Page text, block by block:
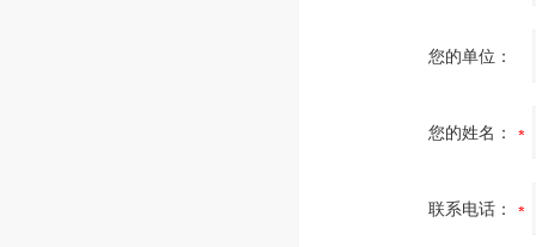
您的单位：
您的姓名：
联系电话：